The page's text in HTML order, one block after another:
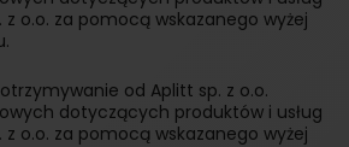
o.o. za pomocą wskazanego wyżej
od Aplitt sp. z o.o.
dotyczących produktów i usług
o.o. za pomocą wskazanego wyżej